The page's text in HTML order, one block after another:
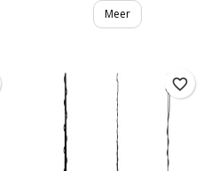
Meer
favorite_border